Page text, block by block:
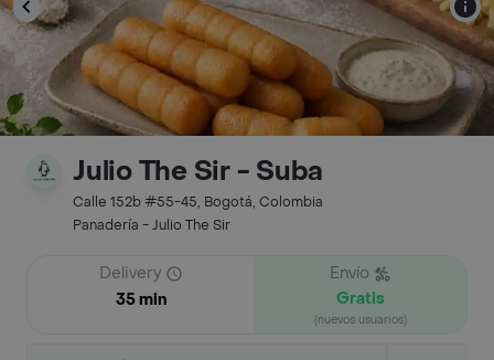
Julio The Sir - Suba
Calle 152b #55-45, Bogotá, Colombia
Panadería - Julio The Sir
Delivery
35 min
Envío
Gratis
(nuevos usuarios)